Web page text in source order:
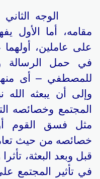
الوجه الثاني
مقامه، أما الأول
على عاملين،
في حمل الرسالة
للمصطفي – أى
وإلى أن يبعثه الله
المجتمع وخصائصه
مثل فسق القوم
خصائصه من حيث
قبل وبعد البعثة،
في تأثير المجتمع